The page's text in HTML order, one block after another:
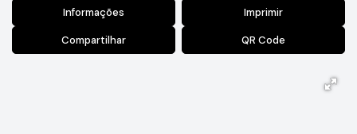
Informações Imprimir
Compartilhar QR Code